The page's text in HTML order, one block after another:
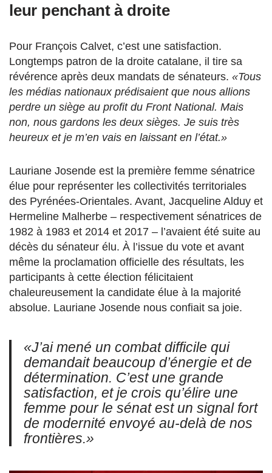
leur penchant à droite
Pour François Calvet, c’est une satisfaction.
Longtemps patron de la droite catalane, il tire sa
révérence après deux mandats de sénateurs. «Tous
les médias nationaux prédisaient que nous allions
perdre un siège au profit du Front National. Mais
non, nous gardons les deux sièges. Je suis très
heureux et je m’en vais en laissant en l’état.»
Lauriane Josende est la première femme sénatrice
élue pour représenter les collectivités territoriales
des Pyrénées-Orientales. Avant, Jacqueline Alduy et
Hermeline Malherbe – respectivement sénatrices de
1982 à 1983 et 2014 et 2017 – l’avaient été suite au
décès du sénateur élu. À l’issue du vote et avant
même la proclamation officielle des résultats, les
participants à cette élection félicitaient
chaleureusement la candidate élue à la majorité
absolue. Lauriane Josende nous confiait sa joie.
«J’ai mené un combat difficile qui
demandait beaucoup d’énergie et de
détermination. C’est une grande
satisfaction, et je crois qu’élire une
femme pour le sénat est un signal fort
de modernité envoyé au-delà de nos
frontières.»